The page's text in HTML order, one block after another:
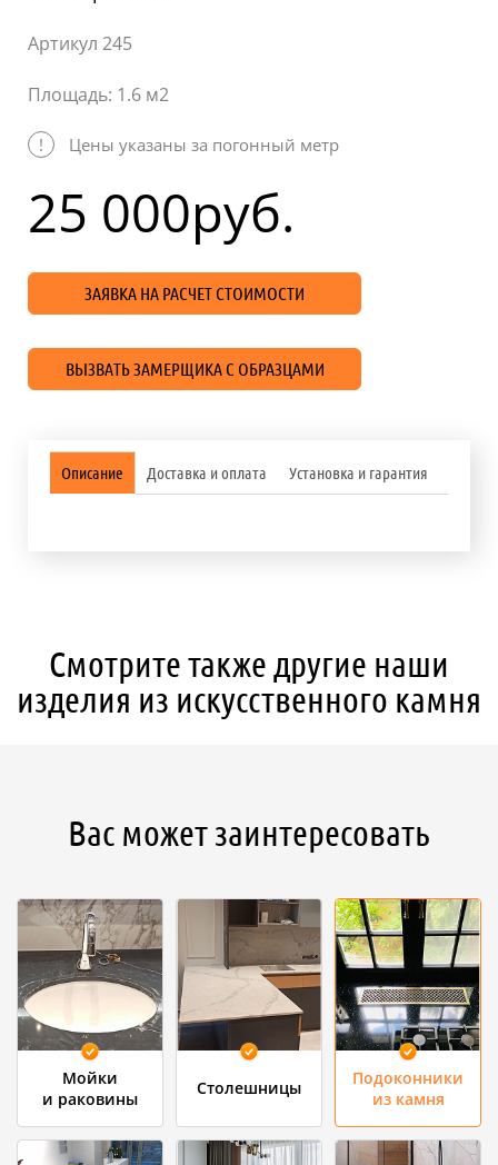
Карта
Артикул 245
Площадь: 1.6 м2
! Цены указаны за погонный метр
25 000руб.
ЗАЯВКА НА РАСЧЕТ СТОИМОСТИ
ВЫЗВАТЬ ЗАМЕРЩИКА С ОБРАЗЦАМИ
Описание Доставка и оплата Установка и гарантия
Смотрите также другие наши
изделия из искусственного камня
Вас может заинтересовать
Мойки
и раковины
Столешницы
Подоконники
из камня